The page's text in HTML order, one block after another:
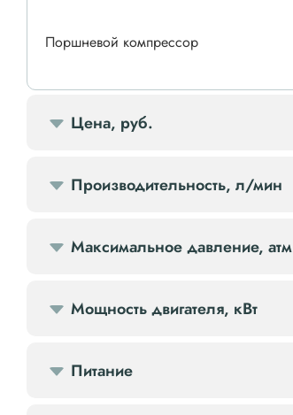
Поршневой компрессор
Спиральные компрессоры
Осветительные мачты
Осушители
Цена, руб.
Производительность, л/мин
Максимальное давление, атм
Мощность двигателя, кВт
Питание